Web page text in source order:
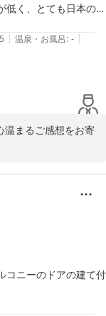
提供できるよう、
さいませ。スタッ
低く、とても日本の文
り朝散歩や夜ご飯に
に浸かれませんでし
に行くときの袋であ
を想う気持ちを感じ
5 | 温泉・お風呂: - |
温まるご感想をお寄
楽しみいただけたと
タッフへの温かい
リードリンクな
き、大変光栄でご
残念ではございま
コニーのドアの建て付